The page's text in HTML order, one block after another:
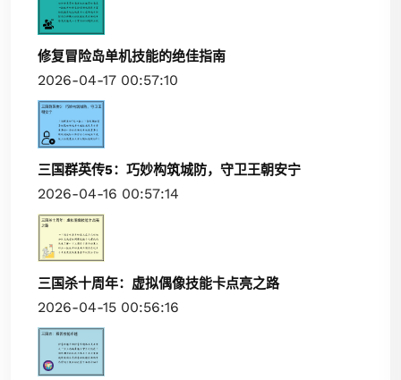
修复冒险岛单机技能的绝佳指南
2026-04-17 00:57:10
三国群英传5：巧妙构筑城防，守卫王朝安宁
2026-04-16 00:57:14
三国杀十周年：虚拟偶像技能卡点亮之路
2026-04-15 00:56:16